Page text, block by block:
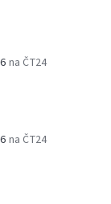
na ČT24
na ČT24